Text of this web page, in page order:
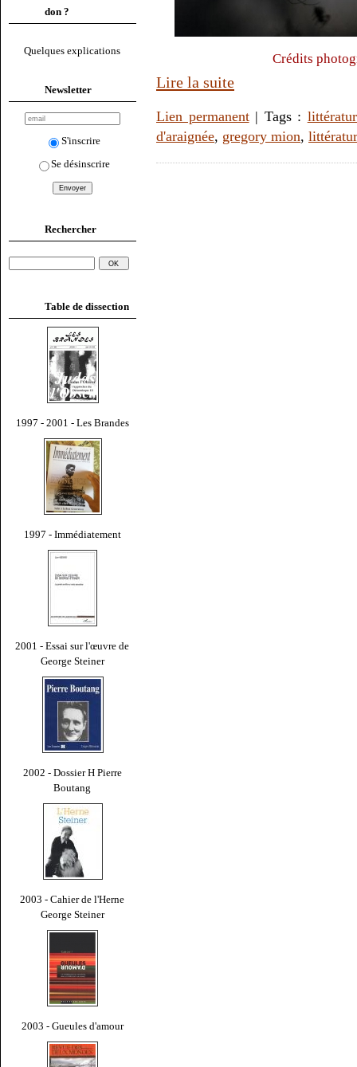
don ?
Quelques explications
Newsletter
S'inscrire
Se désinscrire
Rechercher
Table de dissection
1997 - 2001 - Les Brandes
1997 - Immédiatement
2001 - Essai sur l'œuvre de
George Steiner
2002 - Dossier H Pierre
Boutang
2003 - Cahier de l'Herne
George Steiner
2003 - Gueules d'amour
Crédits
Lire la suite
Lien permanent| Tags :
d'araignée, gregory mion,